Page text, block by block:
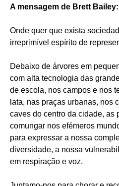
A mensagem de Brett Bailey:
Onde quer que exista
irreprimível espírito de
Debaixo de árvores em
com alta tecnologia das
de escola, nos campos e nos
lata, nas praças urbanas, nos
caves do centro da cidade, as
comungar nos efémeros
para expressar a nossa
diversidade, a nossa
em respiração e voz.